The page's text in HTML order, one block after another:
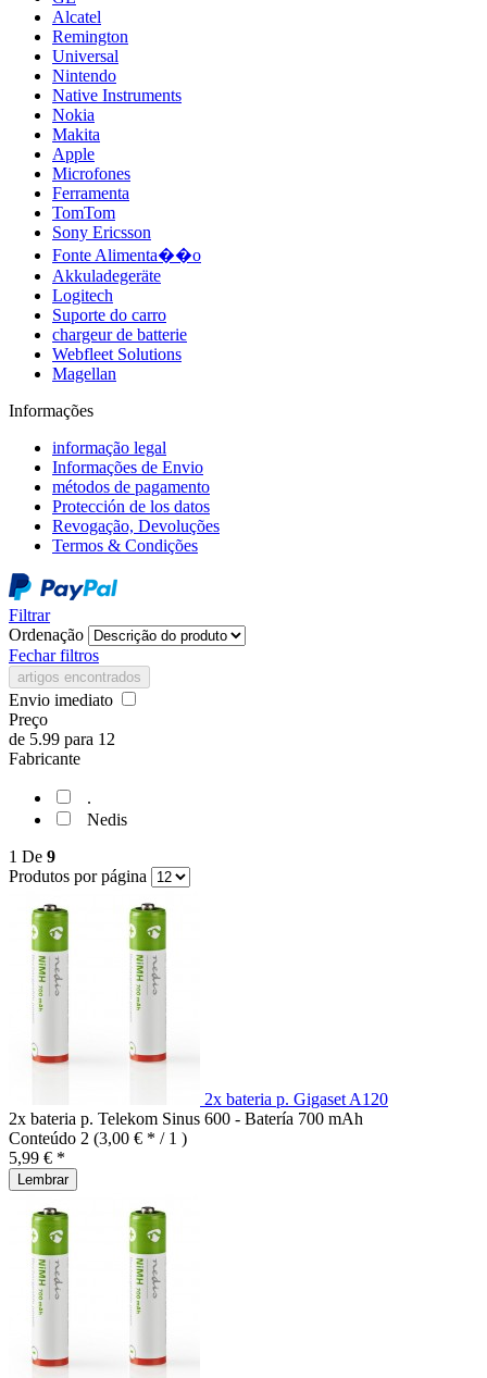
Alcatel
Remington
Universal
Nintendo
Native Instruments
Nokia
Makita
Apple
Microfones
Ferramenta
TomTom
Sony Ericsson
Fonte Alimenta��o
Akkuladegeräte
Logitech
Suporte do carro
chargeur de batterie
Webfleet Solutions
Magellan
Informações
informação legal
Informações de Envio
métodos de pagamento
Protección de los datos
Revogação, Devoluções
Termos & Condições
Filtrar
Ordenação
Fechar filtros
artigos encontrados
Envio imediato
Preço
de 5.99 para 12
Fabricante
.
Nedis
1 De 9
Produtos por página
2x bateria p. Gigaset A120
2x bateria p. Telekom Sinus 600 - Batería 700 mAh
Conteúdo 2 (3,00 € * / 1 )
5,99 € *
Lembrar